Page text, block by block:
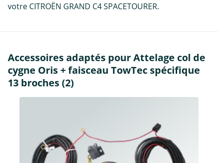
votre CITROËN GRAND C4 SPACETOURER.
Accessoires adaptés pour Attelage col de
cygne Oris + faisceau TowTec spécifique
13 broches (2)